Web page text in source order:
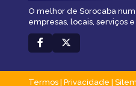
O melhor de Sorocaba
empresas, locais, serviços
Termos | Privacidade |